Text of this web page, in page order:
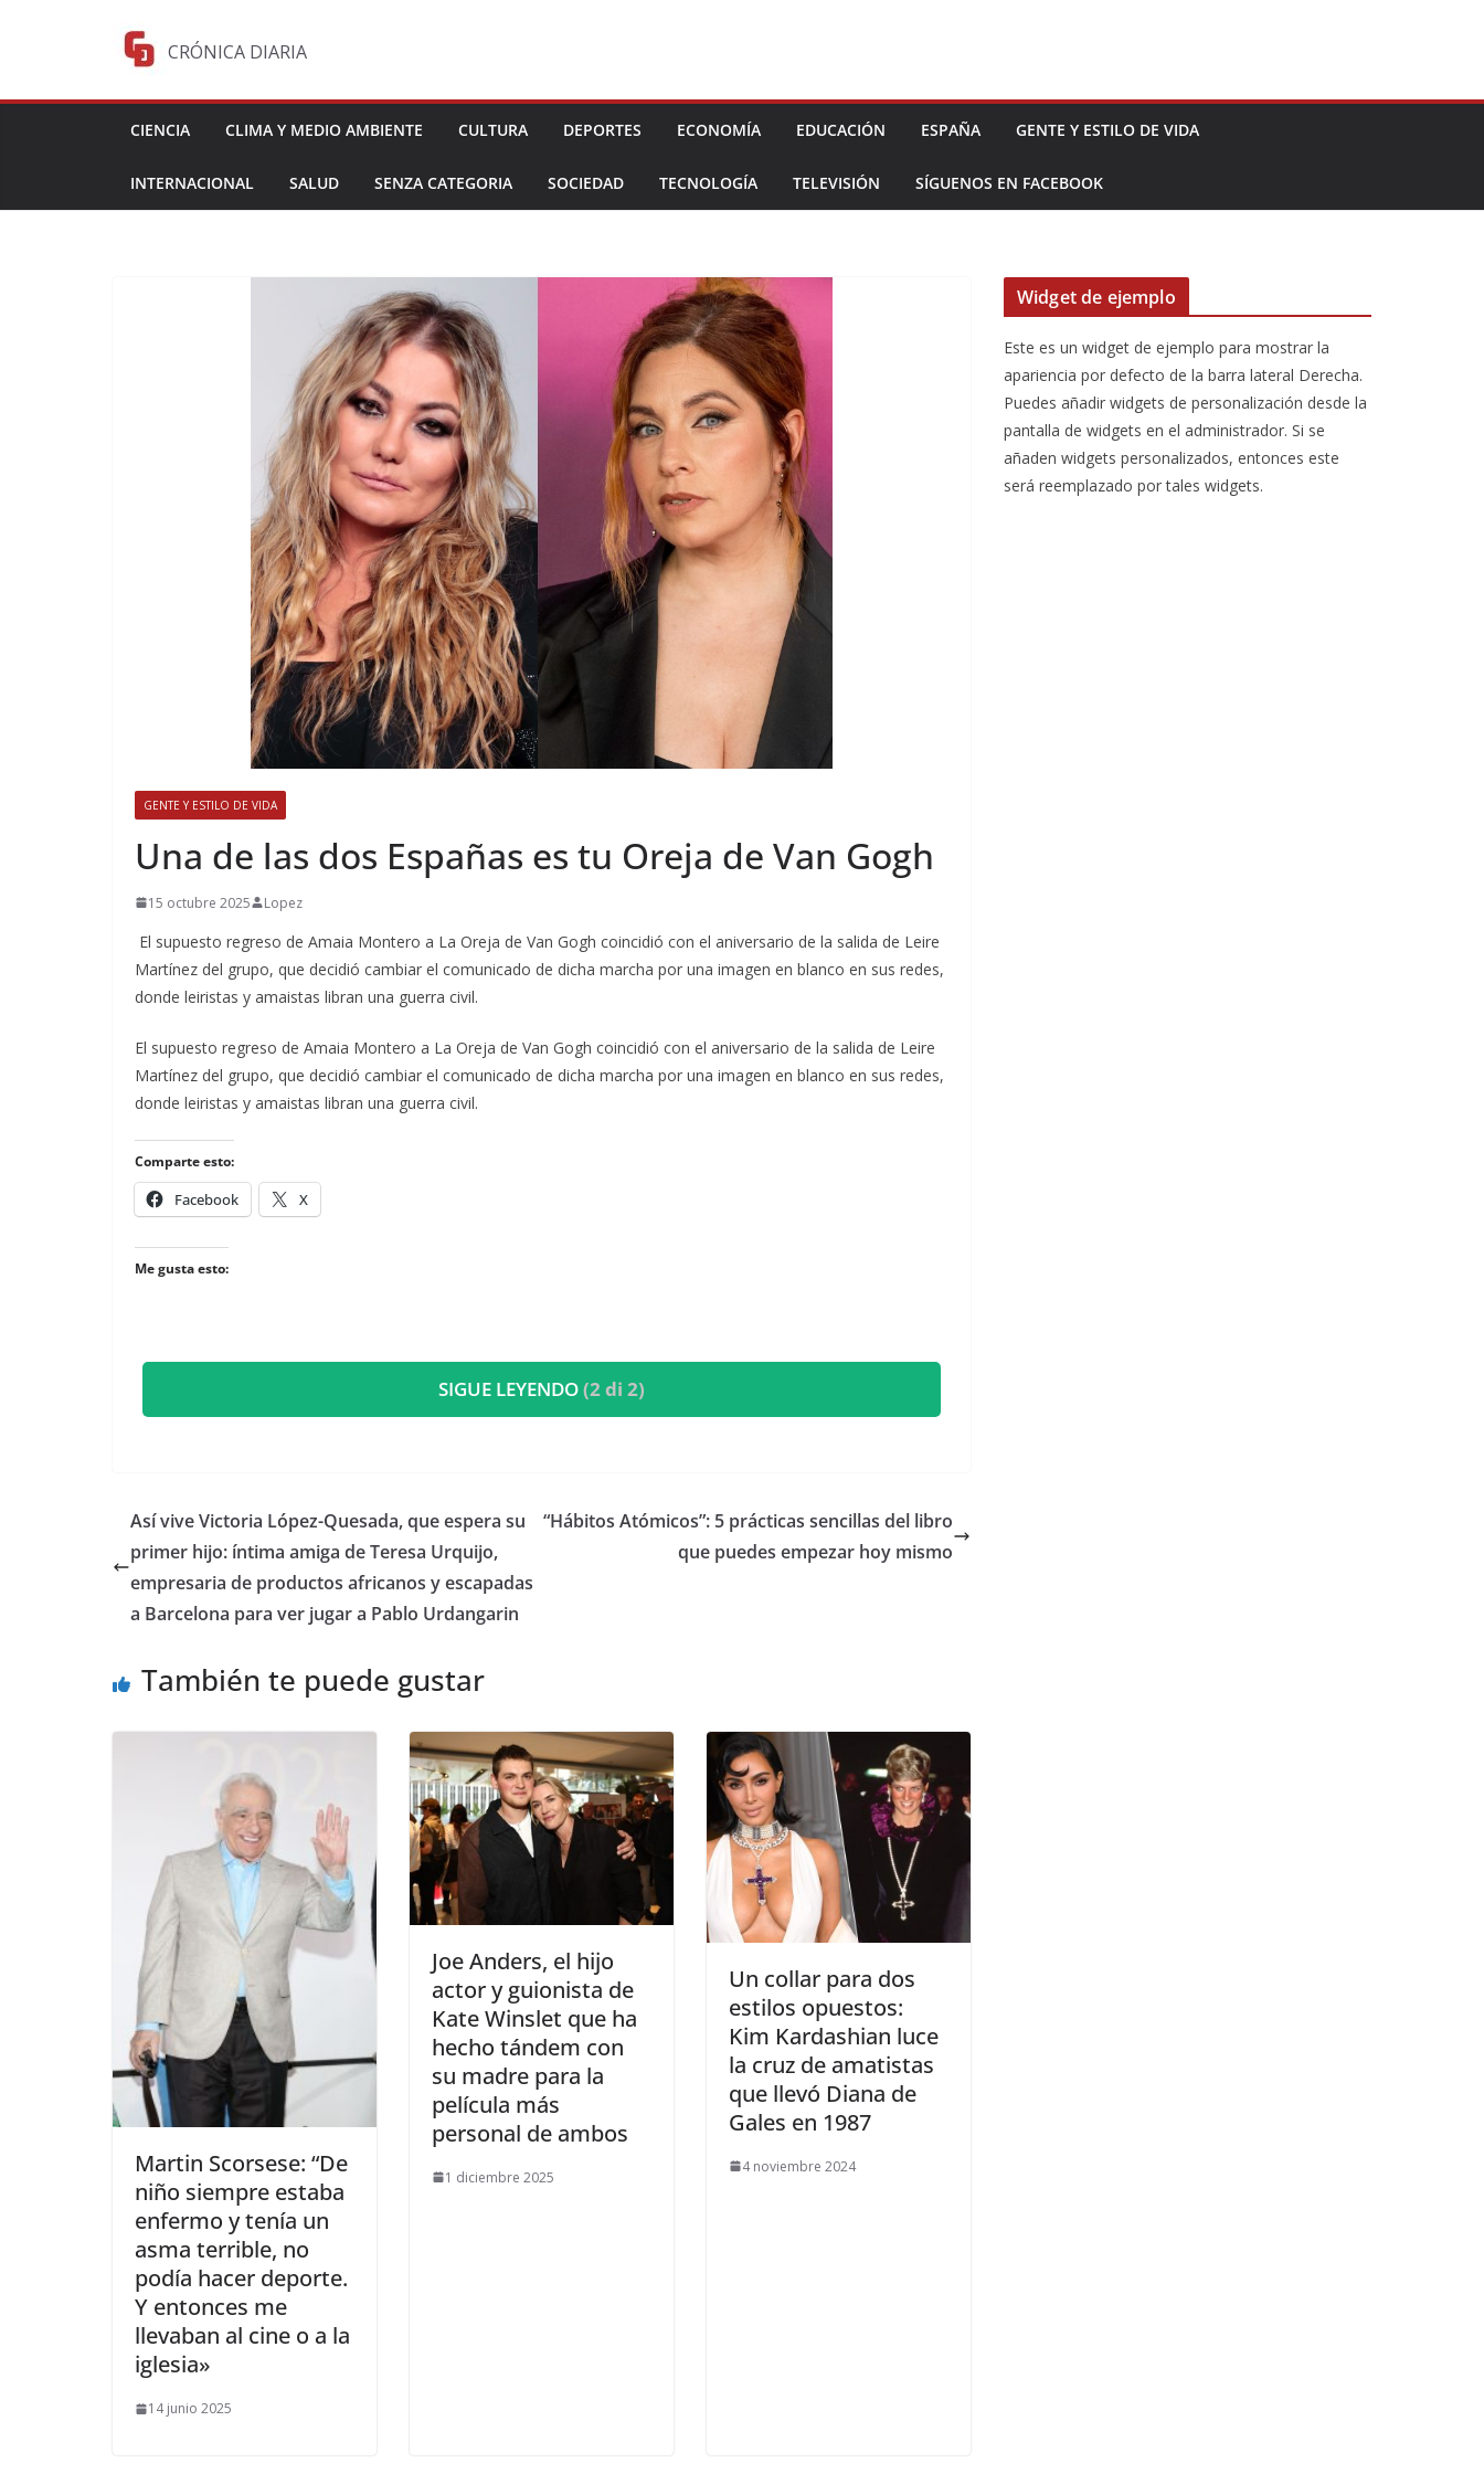
CRÓNICA DIARIA
CIENCIA CLIMA Y MEDIO AMBIENTE CULTURA DEPORTES ECONOMÍA EDUCACIÓN ESPAÑA GENTE Y ESTILO DE VIDA
INTERNACIONAL SALUD SENZA CATEGORIA SOCIEDAD TECNOLOGÍA TELEVISIÓN SÍGUENOS EN FACEBOOK
GENTE Y ESTILO DE VIDA
​Una de las dos Españas es tu Oreja de Van Gogh
15 octubre 2025 Lopez
El supuesto regreso de Amaia Montero a La Oreja de Van Gogh coincidió con el aniversario de la salida de Leire
Martínez del grupo, que decidió cambiar el comunicado de dicha marcha por una imagen en blanco en sus redes,
donde leiristas y amaistas libran una guerra civil.
​El supuesto regreso de Amaia Montero a La Oreja de Van Gogh coincidió con el aniversario de la salida de Leire
Martínez del grupo, que decidió cambiar el comunicado de dicha marcha por una imagen en blanco en sus redes,
donde leiristas y amaistas libran una guerra civil.
Comparte esto:
Facebook X
Me gusta esto:
SIGUE LEYENDO(2 di 2)
​Así vive Victoria López-Quesada, que espera su
primer hijo: íntima amiga de Teresa Urquijo,
empresaria de productos africanos y escapadas
a Barcelona para ver jugar a Pablo Urdangarin
“Hábitos Atómicos”: 5 prácticas sencillas del libro
que puedes empezar hoy mismo
También te puede gustar
​Martin Scorsese: “De
niño siempre estaba
enfermo y tenía un
asma terrible, no
podía hacer deporte.
Y entonces me
llevaban al cine o a la
iglesia»
14 junio 2025
​Joe Anders, el hijo
actor y guionista de
Kate Winslet que ha
hecho tándem con
su madre para la
película más
personal de ambos
1 diciembre 2025
​Un collar para dos
estilos opuestos:
Kim Kardashian luce
la cruz de amatistas
que llevó Diana de
Gales en 1987
4 noviembre 2024
Widget de ejemplo
Este es un widget de ejemplo para mostrar la
apariencia por defecto de la barra lateral Derecha.
Puedes añadir widgets de personalización desde la
pantalla de widgets en el administrador. Si se
añaden widgets personalizados, entonces este
será reemplazado por tales widgets.